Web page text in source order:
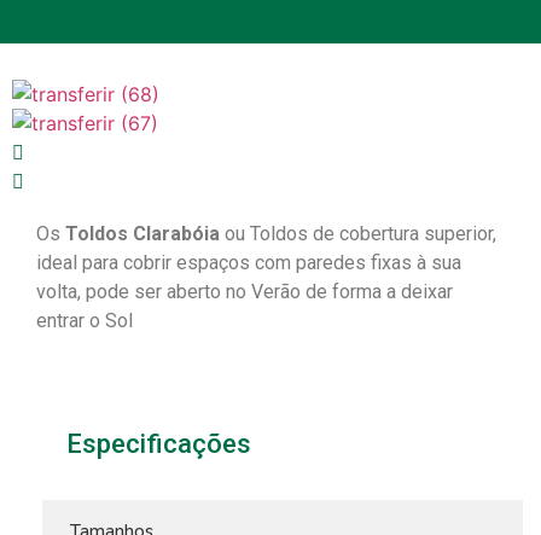
Os Toldos Clarabóia ou Toldos de cobertura superior,
ideal para cobrir espaços com paredes fixas à sua
volta, pode ser aberto no Verão de forma a deixar
entrar o Sol
Especificações